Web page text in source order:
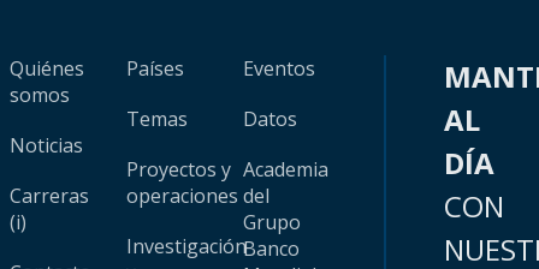
Quiénes
somos
Noticias
Carreras
(i)
Países
Temas
Proyectos y
operaciones
Investigación
Eventos
Datos
Academia
del
Grupo
Banco
AL
DÍA
CON